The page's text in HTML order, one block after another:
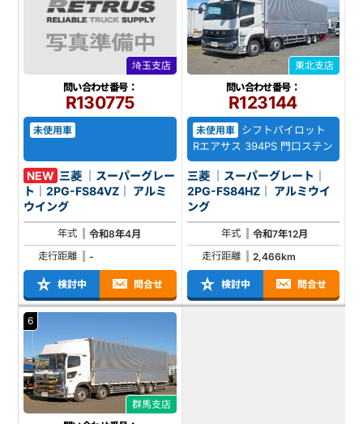
埼玉支店
問い合わせ番号：
R130775
未使用車
NEW 三菱 ｜スーパーグレー
ト｜2PG-FS84VZ｜ アルミ
ウイング
年式
令和8年4月
走行距離
-
検討中 問合せ
東北支店
問い合わせ番号：
R123144
未使用車 シフトパイロット
Rエアサス 394PS 門口ステン
三菱 ｜スーパーグレート｜
2PG-FS84HZ｜ アルミウイ
ング
年式
令和7年12月
走行距離
2,466km
検討中 問合せ
6
群馬支店